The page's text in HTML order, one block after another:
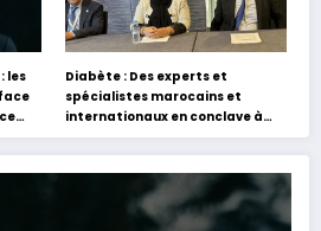
les
Diabète : Des experts et
spécialistes marocains et
internationaux en conclave à
Tanger